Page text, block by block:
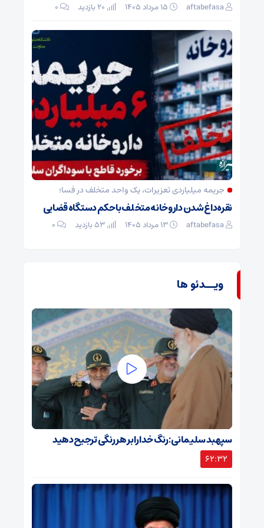
aftabefasa ۰
جریمه میلیاردی تعزیرات، یک واحد متخلف در فسا؛
نقره‌داغ شدن داروخانه متخلف با حکم دستگاه قضایی
aftabefasa ۰
ویــدئو ها
سپهبد سلیمانی: رنگ خدا را بر هر رنگی ترجیح دهید
62:32